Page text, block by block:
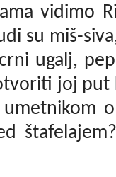
vidimo
su miš-
ugalj,
joj
štafelajem?